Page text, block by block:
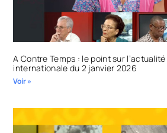
A Contre Temps : le point sur
internationale du 2 janvier 2026
Voir »